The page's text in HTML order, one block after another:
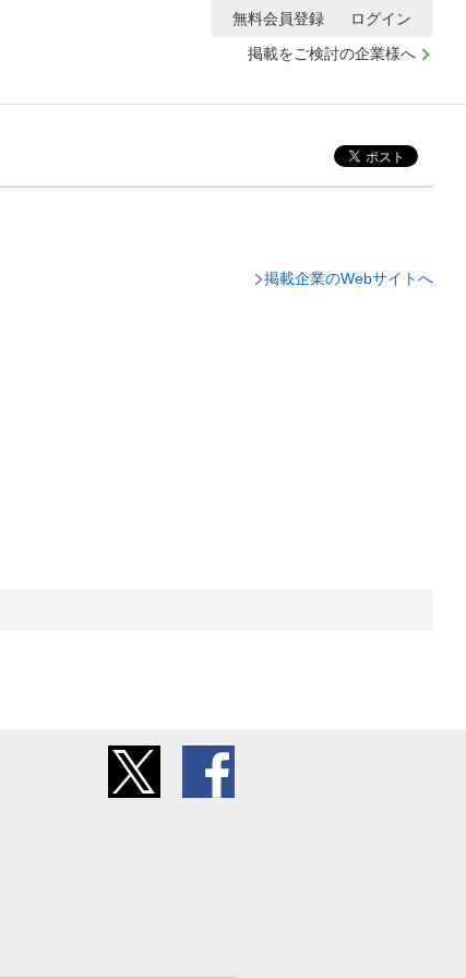
掲載をご検討の企業様へ
無料会員登録 ログイン
掲載企業のWebサイトへ